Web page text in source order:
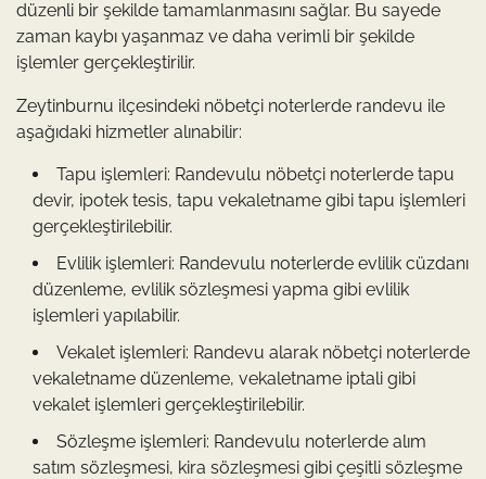
düzenli bir şekilde tamamlanmasını sağlar. Bu sayede
zaman kaybı yaşanmaz ve daha verimli bir şekilde
işlemler gerçekleştirilir.
Zeytinburnu ilçesindeki nöbetçi noterlerde randevu ile
aşağıdaki hizmetler alınabilir:
Tapu işlemleri: Randevulu nöbetçi noterlerde tapu
devir, ipotek tesis, tapu vekaletname gibi tapu işlemleri
gerçekleştirilebilir.
Evlilik işlemleri: Randevulu noterlerde evlilik cüzdanı
düzenleme, evlilik sözleşmesi yapma gibi evlilik
işlemleri yapılabilir.
Vekalet işlemleri: Randevu alarak nöbetçi noterlerde
vekaletname düzenleme, vekaletname iptali gibi
vekalet işlemleri gerçekleştirilebilir.
Sözleşme işlemleri: Randevulu noterlerde alım
satım sözleşmesi, kira sözleşmesi gibi çeşitli sözleşme